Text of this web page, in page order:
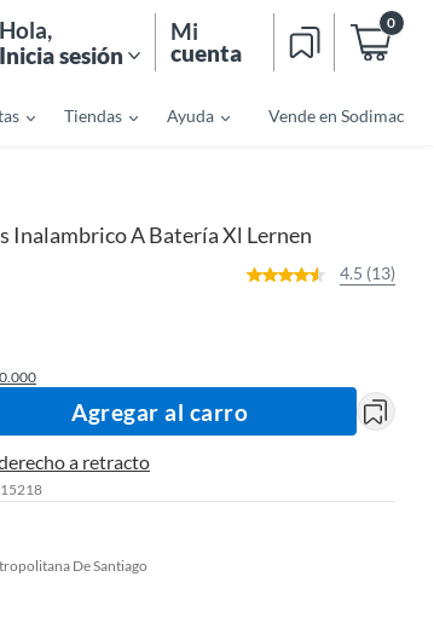
Hola,
Inicia sesión
Mi
cuenta
0
Tiendas Ayuda Vende en Sodimac
Inalambrico A Batería Xl Lernen
4.5 (13)
Agregar al carro
a retracto
De Santiago